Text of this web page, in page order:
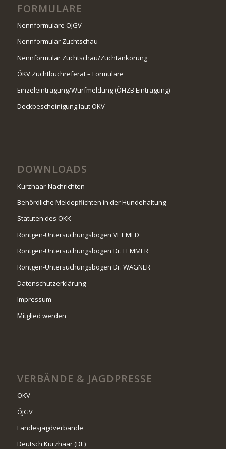
FORMULARE
Nennformulare ÖJGV
Nennformular Zuchtschau
Nennformular Zuchtschau/Zuchtankörung
ÖKV Zuchtbuchreferat – Formulare
Einzeleintragung/Wurfmeldung (ÖHZB Eintragung)
Deckbescheinigung laut ÖKV
DOWNLOADS
Kurzhaar-Nachrichten
Behördliche Meldepflichten in der Hundehaltung
Statuten des ÖKK
Röntgen-Untersuchungsbogen VET MED
Röntgen-Untersuchungsbogen Dr. LEMMER
Röntgen-Untersuchungsbogen Dr. WAGNER
Datenschutzerklärung
Impressum
Mitglied werden
VERBÄNDE & JAGDPRESSE
ÖKV
ÖJGV
Landesjagdverbände
Deutsch Kurzhaar (DE)